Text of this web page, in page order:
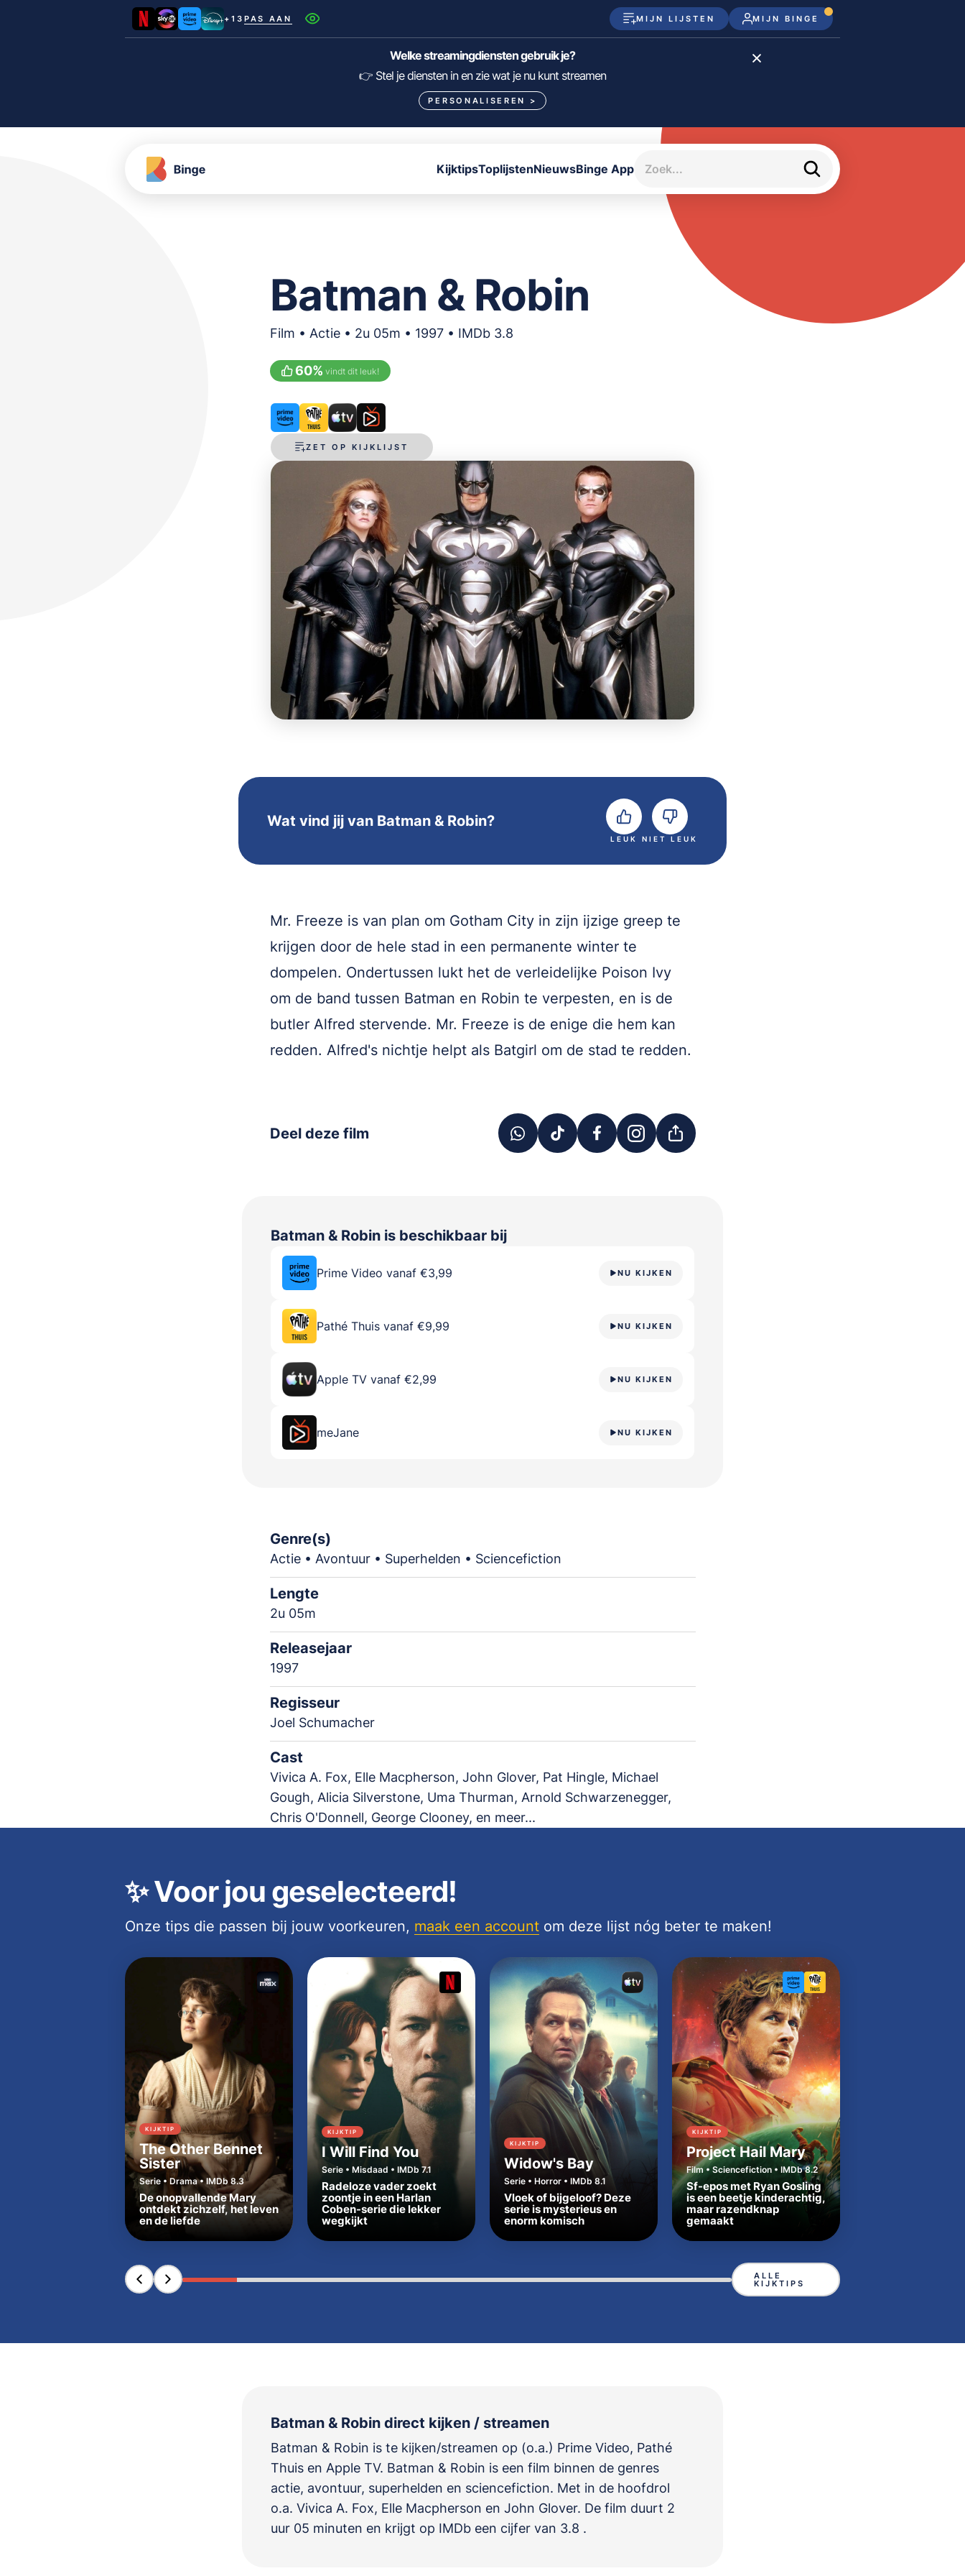
+13 PAS AAN MIJN LIJSTEN MIJN BINGE
Netflix SkyShowtime Prime Video Disney+
HBO Max NPO Start
Pathé Thuis
meJane
Welke streamingdiensten gebruik je?
👉 Stel je diensten in en zie wat je nu kunt streamen
PERSONALISEREN >
KijktipsToplijstenNieuwsBinge App
Batman & Robin
Film • Actie • 2u 05m • 1997 • IMDb 3.8
60% vindt dit leuk!
ZET OP KIJKLIJST
Wat vind jij van Batman & Robin?
LEUK NIET LEUK
Mr. Freeze is van plan om Gotham City in zijn ijzige greep te
krijgen door de hele stad in een permanente winter te
dompelen. Ondertussen lukt het de verleidelijke Poison Ivy
om de band tussen Batman en Robin te verpesten, en is de
butler Alfred stervende. Mr. Freeze is de enige die hem kan
redden. Alfred's nichtje helpt als Batgirl om de stad te redden.
Deel deze film
Batman & Robin is beschikbaar bij
Prime Video vanaf €3,99 NU KIJKEN
Pathé Thuis vanaf €9,99 NU KIJKEN
Apple TV vanaf €2,99 NU KIJKEN
meJane NU KIJKEN
Genre(s)
Actie • Avontuur • Superhelden • Sciencefiction
Lengte
2u 05m
Releasejaar
1997
Regisseur
Joel Schumacher
Cast
Vivica A. Fox, Elle Macpherson, John Glover, Pat Hingle, Michael
Gough, Alicia Silverstone, Uma Thurman, Arnold Schwarzenegger,
Chris O'Donnell, George Clooney, en meer...
✨Voor jou geselecteerd!
Onze tips die passen bij jouw voorkeuren, maak een account om deze lijst nóg beter te maken!
KIJKTIP
The Other Bennet
Sister
Serie • Drama • IMDb 8.3
De onopvallende Mary
ontdekt zichzelf, het leven
en de liefde
KIJKTIP
I Will Find You
Serie • Misdaad • IMDb 7.1
Radeloze vader zoekt
zoontje in een Harlan
Coben-serie die lekker
wegkijkt
KIJKTIP
Widow's Bay
Serie • Horror • IMDb 8.1
Vloek of bijgeloof? Deze
serie is mysterieus en
enorm komisch
KIJKTIP
Project Hail Mary
Film • Sciencefiction • IMDb 8.2
Sf-epos met Ryan Gosling
is een beetje kinderachtig,
maar razendknap
gemaakt
ALLE
KIJKTIPS
Batman & Robin direct kijken / streamen
Batman & Robin is te kijken/streamen op (o.a.) Prime Video, Pathé
Thuis en Apple TV. Batman & Robin is een film binnen de genres
actie, avontuur, superhelden en sciencefiction. Met in de hoofdrol
o.a. Vivica A. Fox, Elle Macpherson en John Glover. De film duurt 2
uur 05 minuten en krijgt op IMDb een cijfer van 3.8 .